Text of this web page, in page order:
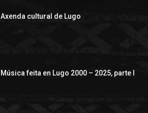
Axenda cultural de Lugo
Música feita en Lugo 2000 – 2025, parte I